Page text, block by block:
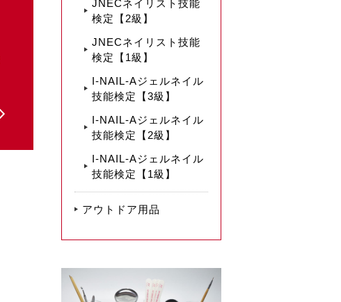
JNECネイリスト技能
検定【2級】
JNECネイリスト技能
検定【1級】
I-NAIL-Aジェルネイル
技能検定【3級】
I-NAIL-Aジェルネイル
技能検定【2級】
I-NAIL-Aジェルネイル
技能検定【1級】
アウトドア用品